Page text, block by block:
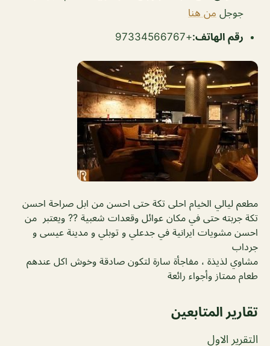
جوجل من هنا
رقم الهاتف:
+97334566767
مطعم ليالي الخيام احلى تكة حتى احسن من ابل صراحة احسن
تكة جربته حتى في مكان عوائل وقعدات شعبية ?? ويعتبر من
احسن مشويات ايرانية في جدعلي و توبلي و مدينة عيسى و
جرداب
مشاوي لذيذة ، مفاجأة سارة لتكون صادقة وخوش اكل عندهم
طعام ممتاز وأجواء رائعة
تقارير المتابعين
التقرير الاول